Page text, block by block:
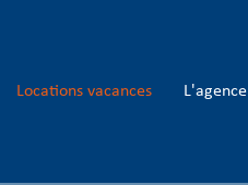
locations vacances l'agence